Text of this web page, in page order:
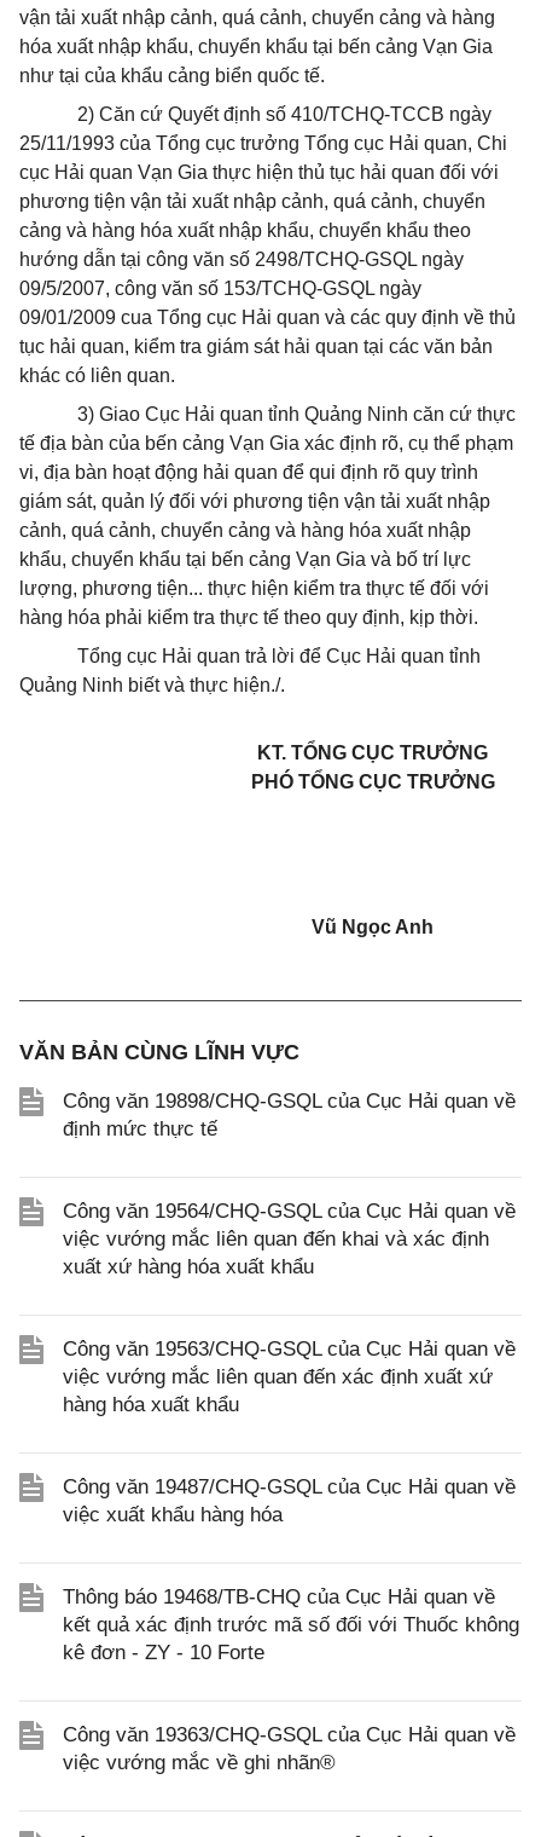
vận tải xuất nhập cảnh, quá cảnh, chuyển cảng và hàng
hóa xuất nhập khẩu, chuyển khẩu tại bến cảng Vạn Gia
như tại của khẩu cảng biển quốc tế.
2) Căn cứ Quyết định số 410/TCHQ-TCCB ngày
25/11/1993 của Tổng cục trưởng Tổng cục Hải quan, Chi
cục Hải quan Vạn Gia thực hiện thủ tục hải quan đối với
phương tiện vận tải xuất nhập cảnh, quá cảnh, chuyển
cảng và hàng hóa xuất nhập khẩu, chuyển khẩu theo
hướng dẫn tại công văn số 2498/TCHQ-GSQL ngày
09/5/2007, công văn số 153/TCHQ-GSQL ngày
09/01/2009 cua Tổng cục Hải quan và các quy định về thủ
tục hải quan, kiểm tra giám sát hải quan tại các văn bản
khác có liên quan.
3) Giao Cục Hải quan tỉnh Quảng Ninh căn cứ thực
tế địa bàn của bến cảng Vạn Gia xác định rõ, cụ thể phạm
vi, địa bàn hoạt động hải quan để qui định rõ quy trình
giám sát, quản lý đối với phương tiện vận tải xuất nhập
cảnh, quá cảnh, chuyển cảng và hàng hóa xuất nhập
khẩu, chuyển khẩu tại bến cảng Vạn Gia và bố trí lực
lượng, phương tiện... thực hiện kiểm tra thực tế đối với
hàng hóa phải kiểm tra thực tế theo quy định, kịp thời.
Tổng cục Hải quan trả lời để Cục Hải quan tỉnh
Quảng Ninh biết và thực hiện./.
KT. TỔNG CỤC TRƯỞNG
PHÓ TỔNG CỤC TRƯỞNG
Vũ Ngọc Anh
VĂN BẢN CÙNG LĨNH VỰC
Công văn 19898/CHQ-GSQL của Cục Hải quan về
định mức thực tế
Công văn 19564/CHQ-GSQL của Cục Hải quan về
việc vướng mắc liên quan đến khai và xác định
xuất xứ hàng hóa xuất khẩu
Công văn 19563/CHQ-GSQL của Cục Hải quan về
việc vướng mắc liên quan đến xác định xuất xứ
hàng hóa xuất khẩu
Công văn 19487/CHQ-GSQL của Cục Hải quan về
việc xuất khẩu hàng hóa
Thông báo 19468/TB-CHQ của Cục Hải quan về
kết quả xác định trước mã số đối với Thuốc không
kê đơn - ZY - 10 Forte
Công văn 19363/CHQ-GSQL của Cục Hải quan về
việc vướng mắc về ghi nhãn®